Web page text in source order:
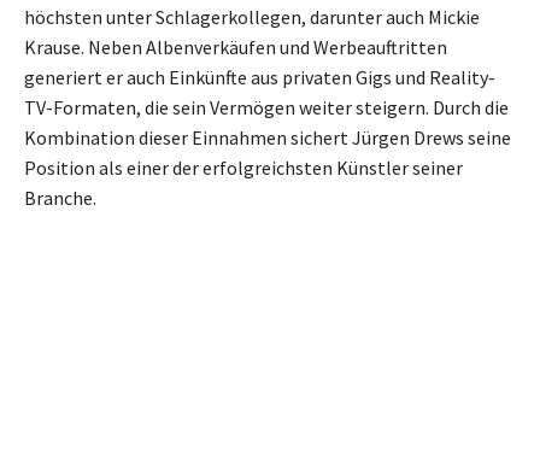
höchsten unter Schlagerkollegen, darunter auch Mickie
Krause. Neben Albenverkäufen und Werbeauftritten
generiert er auch Einkünfte aus privaten Gigs und Reality-
TV-Formaten, die sein Vermögen weiter steigern. Durch die
Kombination dieser Einnahmen sichert Jürgen Drews seine
Position als einer der erfolgreichsten Künstler seiner
Branche.